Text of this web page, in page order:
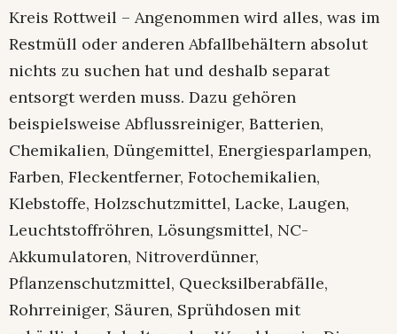
Kreis Rottweil – Angenommen wird alles, was im
Restmüll oder anderen Abfallbehältern absolut
nichts zu suchen hat und deshalb separat
entsorgt werden muss. Dazu gehören
beispielsweise Abflussreiniger, Batterien,
Chemikalien, Düngemittel, Energiesparlampen,
Farben, Fleckentferner, Fotochemikalien,
Klebstoffe, Holzschutzmittel, Lacke, Laugen,
Leuchtstoffröhren, Lösungsmittel, NC-
Akkumulatoren, Nitroverdünner,
Pflanzenschutzmittel, Quecksilberabfälle,
Rohrreiniger, Säuren, Sprühdosen mit